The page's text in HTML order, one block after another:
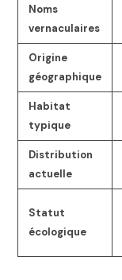
Noms
vernaculaires
Origine
géographique
Habitat
typique
Distribution
actuelle
Statut
écologique